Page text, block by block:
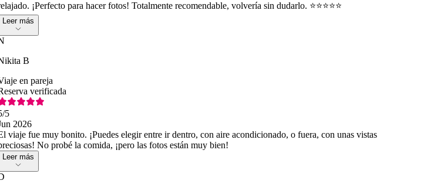
¡Perfecto para hacer fotos! Totalmente recomendable, volvería sin dudarlo. ⭐⭐⭐⭐⭐
Leer más
B
en pareja
verificada
/5
2026
viaje fue muy bonito. ¡Puedes elegir entre ir dentro, con aire acondicionado, o fuera, con unas vistas
No probé la comida, ¡pero las fotos están muy bien!
Leer más